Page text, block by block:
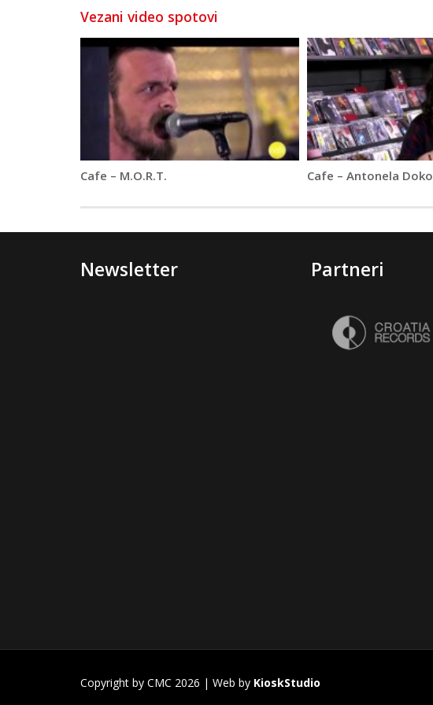
Vezani video spotovi
Cafe – M.O.R.T. Cafe – Antonela Doko
Newsletter Partneri
Copyright by CMC 2026 | Web by KioskStudio